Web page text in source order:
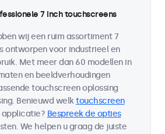
7 inch touchscreens
wij een ruim assortiment 7
ontworpen voor industrieel en
Met meer dan 60 modellen in
en beeldverhoudingen
touchscreen oplossing
Benieuwd welktouchscreen
applicatie? Bespreek de opties
We helpen u graag de juiste